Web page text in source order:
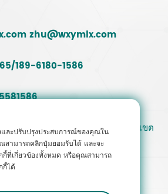
zhu@wxymlx.com
189-6180-1586
สวนอุตสาหกรรม Hudai เขต
ลเจียงซู จีน
และปรับปรุงประสบการณ์ของคุณใน
สามารถคลิกปุ่มยอมรับได้ และจะ
ที่เกี่ยวข้องทั้งหมด หรือคุณสามารถ
กี้ได้